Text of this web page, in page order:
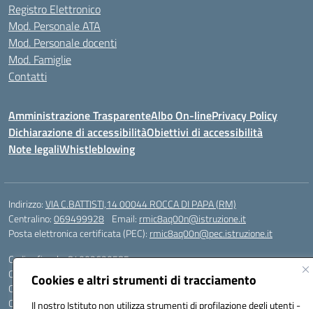
Cookies e altri strumenti di tracciamento
Il nostro Istituto non utilizza strumenti di profilazione degli utenti -
Registro Elettronico
Mod. Personale ATA
Mod. Personale docenti
Mod. Famiglie
Contatti
Amministrazione TrasparenteAlbo On-linePrivacy Policy
Dichiarazione di accessibilitàObiettivi di accessibilità
Note legaliWhistleblowing
Indirizzo:VIA C.BATTISTI,14 00044 ROCCA DI PAPA (RM)
Centralino:069499928 Email: rmic8aq00n@istruzione.it
Posta elettronica certificata (PEC): rmic8aq00n@pec.istruzione.it
Codice fiscale: 84002620585
Codice meccanografico: RMIC8AQ00N
Codice Indice delle Pubbliche Amministrazioni (IPA): istsc_rmic8aq00n
Codice unico di fatturazione (CUF): 7JVJUU